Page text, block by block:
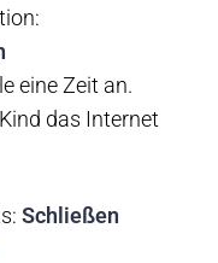
eine Zeit an.
das Internet
Schließen